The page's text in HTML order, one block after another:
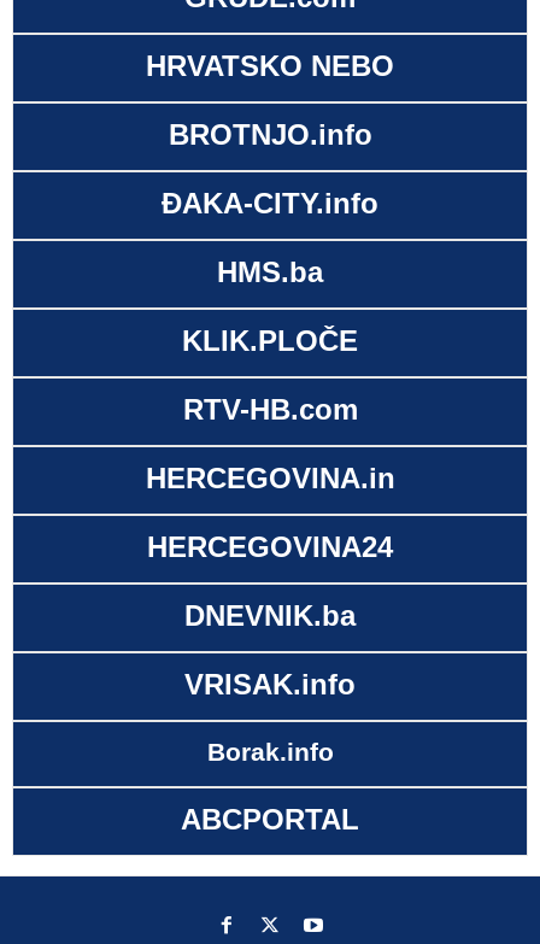
HRVATSKO NEBO
BROTNJO.info
ĐAKA-CITY.info
HMS.ba
KLIK.PLOČE
RTV-HB.com
HERCEGOVINA.in
HERCEGOVINA24
DNEVNIK.ba
VRISAK.info
Borak.info
ABCPORTAL